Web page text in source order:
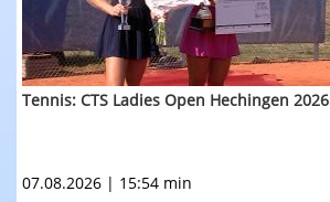
Tennis: CTS Ladies Open Hechingen 2026
07.08.2026 | 15:54 min